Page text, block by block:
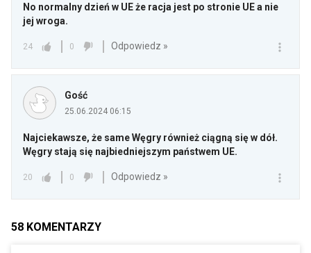
No normalny dzień w UE że racja jest po stronie UE a nie
jej wroga.
24 0 Odpowiedz »
Gość
25.06.2024 06:15
Najciekawsze, że same Węgry również ciągną się w dół.
Węgry stają się najbiedniejszym państwem UE.
20 0 Odpowiedz »
58 KOMENTARZY